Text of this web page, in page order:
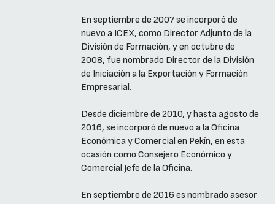
En septiembre de 2007 se incorporó de
nuevo a ICEX, como Director Adjunto de la
División de Formación, y en octubre de
2008, fue nombrado Director de la División
de Iniciación a la Exportación y Formación
Empresarial.
Desde diciembre de 2010, y hasta agosto de
2016, se incorporó de nuevo a la Oficina
Económica y Comercial en Pekín, en esta
ocasión como Consejero Económico y
Comercial Jefe de la Oficina.
En septiembre de 2016 es nombrado asesor